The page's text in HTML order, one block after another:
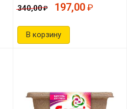
340,00 197,00
В корзину